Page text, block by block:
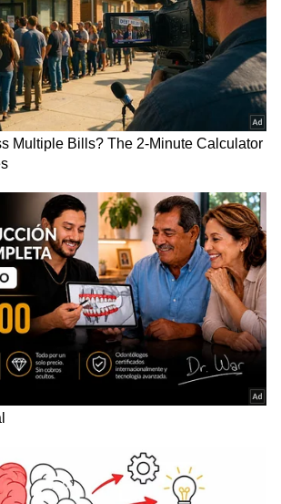
APP
STORIES